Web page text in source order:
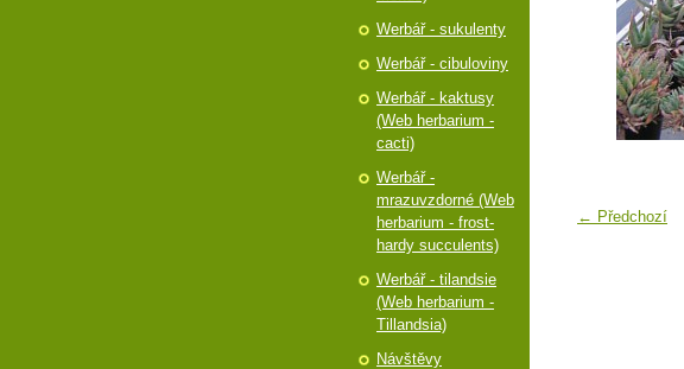
← Předchozí
Werbář - sukulenty
Werbář - cibuloviny
Werbář - kaktusy
(Web herbarium -
cacti)
Werbář -
mrazuvzdorné (Web
herbarium - frost-
hardy succulents)
Werbář - tilandsie
(Web herbarium -
Tillandsia)
Návštěvy